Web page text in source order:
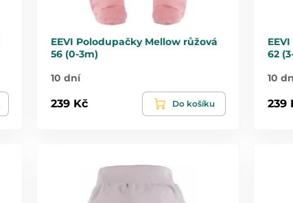
EEVI Polodupačky Mellow růžová
56 (0-3m)
10 dní
239 Kč Do košíku
62
10
239